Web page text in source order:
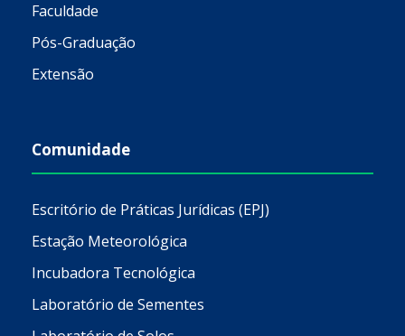
Faculdade
Pós-Graduação
Extensão
Comunidade
Escritório de Práticas Jurídicas (EPJ)
Estação Meteorológica
Incubadora Tecnológica
Laboratório de Sementes